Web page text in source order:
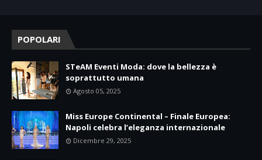
POPOLARI
STeAM Eventi Moda: dove la bellezza è
soprattutto umana
Agosto 05, 2025
Miss Europe Continental – Finale Europea:
Napoli celebra l’eleganza internazionale
Dicembre 29, 2025